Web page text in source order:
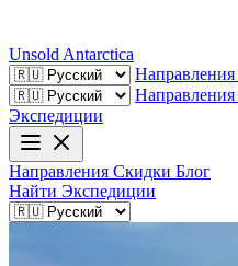
Unsold Antarctica
Направления
Направления
Экспедиции
Направления Скидки Блог
Найти Экспедиции